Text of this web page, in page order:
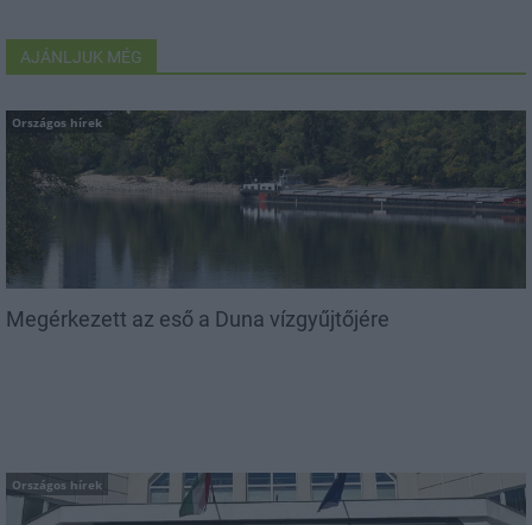
AJÁNLJUK MÉG
Országos hírek
Megérkezett az eső a Duna vízgyűjtőjére
Országos hírek